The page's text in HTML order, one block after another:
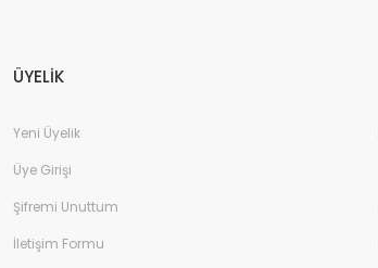
ÜYELİK
Yeni Üyelik
Üye Girişi
Şifremi Unuttum
İletişim Formu